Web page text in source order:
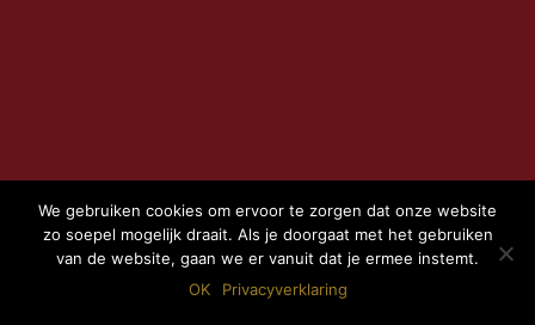
We gebruiken cookies om ervoor te zorgen dat onze website
zo soepel mogelijk draait. Als je doorgaat met het gebruiken
van de website, gaan we er vanuit dat je ermee instemt.
OK
Privacyverklaring